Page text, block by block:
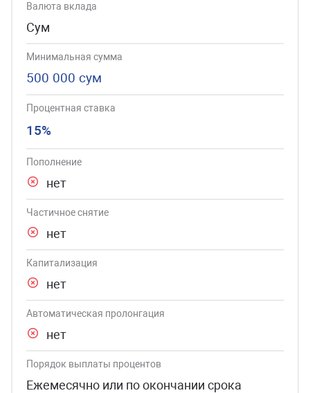
Валюта вклада
Сум
Минимальная сумма
500 000 сум
Процентная ставка
15%
Пополнение
нет
Частичное снятие
нет
Капитализация
нет
Автоматическая пролонгация
нет
Порядок выплаты процентов
Ежемесячно или по окончании срока